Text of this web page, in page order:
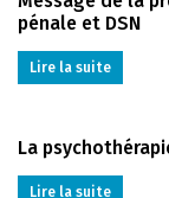
pénale et DSN
Lire la suite
La
Lire la suite